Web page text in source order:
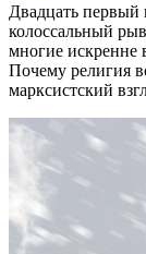
Двадцать первый
колоссальный
многие искренне
Почему религия
марксистский